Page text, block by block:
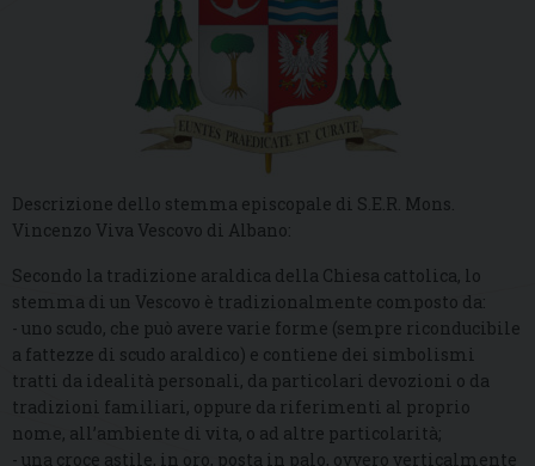
Descrizione dello stemma episcopale di S.E.R. Mons.
Vincenzo Viva Vescovo di Albano:
Secondo la tradizione araldica della Chiesa cattolica, lo
stemma di un Vescovo è tradizionalmente composto da:
- uno scudo, che può avere varie forme (sempre riconducibile
a fattezze di scudo araldico) e contiene dei simbolismi
tratti da idealità personali, da particolari devozioni o da
tradizioni familiari, oppure da riferimenti al proprio
nome, all’ambiente di vita, o ad altre particolarità;
- una croce astile, in oro, posta in palo, ovvero verticalmente